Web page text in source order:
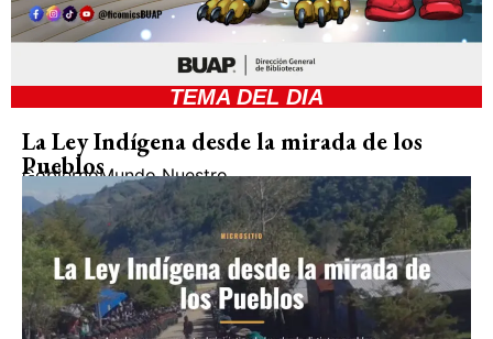
TEMA DEL DIA
La Ley Indígena desde la mirada de los
Pueblos
GobiernoMundo Nuestro